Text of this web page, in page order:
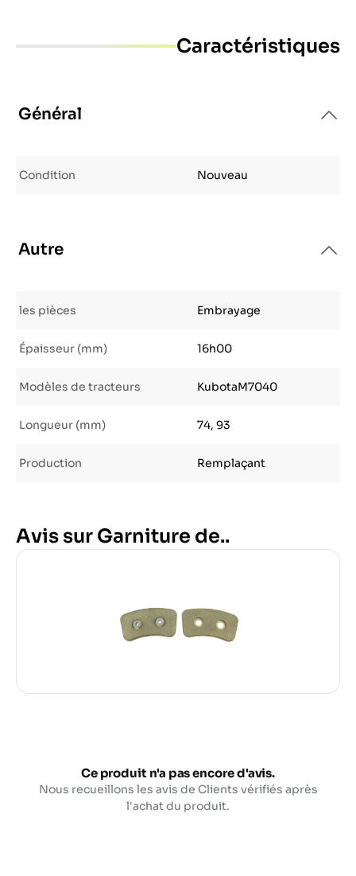
Caractéristiques
Général
Condition Nouveau
Autre
les pièces Embrayage
Épaisseur (mm) 16h00
Modèles de tracteurs KubotaM7040
Longueur (mm) 74, 93
Production Remplaçant
Avis sur Garniture de..
Ce produit n'a pas encore d'avis.
Nous recueillons les avis de Clients vérifiés après
l'achat du produit.